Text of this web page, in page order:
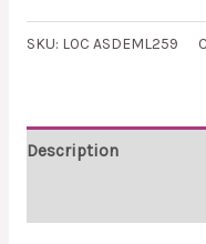
SKU: LOC ASDEML259
Description